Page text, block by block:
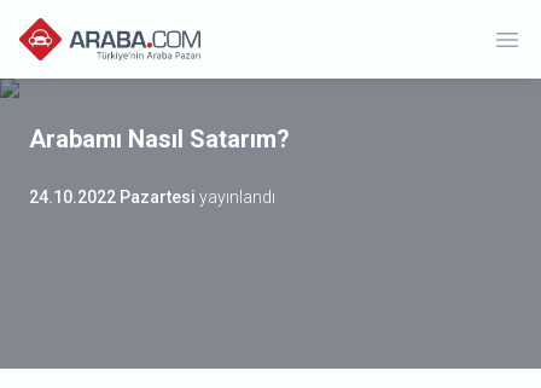
Arabamı Nasıl Satarım?
24.10.2022 Pazartesi yayınlandı